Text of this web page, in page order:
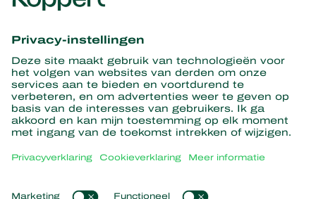
Ontvang het laatste nieuws en
informatie
Hier aanmelden
Partners with Nature
Roofmijten
Roofinsecten
Nuttige nematoden
Over Koppert
Populaire links